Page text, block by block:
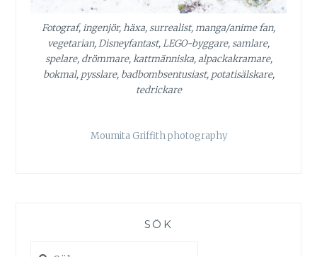
Fotograf, ingenjör, häxa, surrealist, manga/anime fan,
vegetarian, Disneyfantast, LEGO-byggare, samlare,
spelare, drömmare, kattmänniska, alpackakramare,
bokmal, pysslare, badbombsentusiast, potatisälskare,
tedrickare
Moumita Griffith photography
SÖK